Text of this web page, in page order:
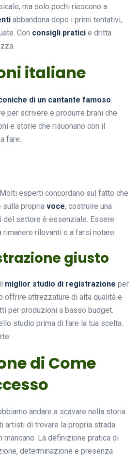
ma solo pochi riescono a
abbandona dopo i primi tentativi,
Con consigli pratici e dritta
italiane
di un cantante famoso.
per scrivere e produrre brani che
e storie che risuonano con il
fare.
esperti concordano sul fatto che
sulla propria voce, costruire una
settore è essenziale. Essere
rilevanti e a farsi notare.
giusto
miglior studio di registrazione per
offrire attrezzature di alta qualità e
per produzioni a basso budget.
studio prima di fare la tua scelta.
di Come
andare a scavare nella storia
artisti di trovare la propria strada
La definizione pratica di
determinazione e presenza
Musicoterapia: un
cura dei disturbi del sonno